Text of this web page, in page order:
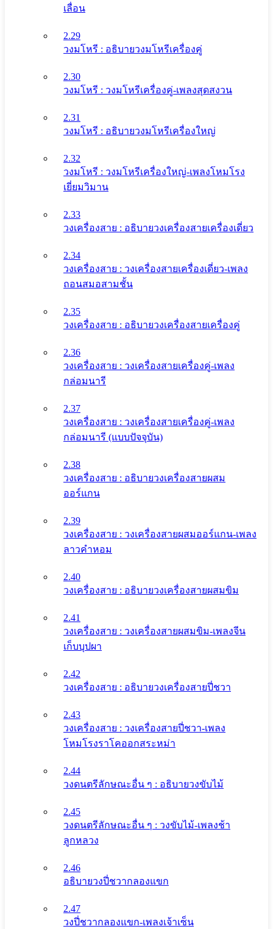
เลื่อน
2.29
วงมโหรี : อธิบายวงมโหรีเครื่องคู่
2.30
วงมโหรี : วงมโหรีเครื่องคู่-เพลงสุดสงวน
2.31
วงมโหรี : อธิบายวงมโหรีเครื่องใหญ่
2.32
วงมโหรี : วงมโหรีเครื่องใหญ่-เพลงโหมโรง
เยี่ยมวิมาน
2.33
วงเครื่องสาย : อธิบายวงเครื่องสายเครื่องเดี่ยว
2.34
วงเครื่องสาย : วงเครื่องสายเครื่องเดี่ยว-เพลง
ถอนสมอสามชั้น
2.35
วงเครื่องสาย : อธิบายวงเครื่องสายเครื่องคู่
2.36
วงเครื่องสาย : วงเครื่องสายเครื่องคู่-เพลง
กล่อมนารี
2.37
วงเครื่องสาย : วงเครื่องสายเครื่องคู่-เพลง
กล่อมนารี (แบบปัจจุบัน)
2.38
วงเครื่องสาย : อธิบายวงเครื่องสายผสม
ออร์แกน
2.39
วงเครื่องสาย : วงเครื่องสายผสมออร์แกน-เพลง
ลาวคำหอม
2.40
วงเครื่องสาย : อธิบายวงเครื่องสายผสมขิม
2.41
วงเครื่องสาย : วงเครื่องสายผสมขิม-เพลงจีน
เก็บบุปผา
2.42
วงเครื่องสาย : อธิบายวงเครื่องสายปี่ชวา
2.43
วงเครื่องสาย : วงเครื่องสายปี่ชวา-เพลง
โหมโรงราโคออกสระหม่า
2.44
วงดนตรีลักษณะอื่น ๆ : อธิบายวงขับไม้
2.45
วงดนตรีลักษณะอื่น ๆ : วงขับไม้-เพลงช้า
ลูกหลวง
2.46
อธิบายวงปี่ชวากลองแขก
2.47
วงปี่ชวากลองแขก-เพลงเจ้าเซ็น